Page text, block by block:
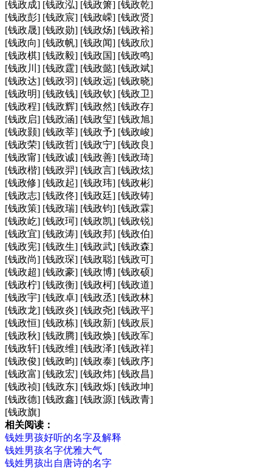
[钱政成] [钱政泓] [钱政箫] [钱政乾]
[钱政彭] [钱政宸] [钱政嵘] [钱政贤]
[钱政晟] [钱政勋] [钱政炀] [钱政裕]
[钱政向] [钱政帆] [钱政闻] [钱政欣]
[钱政棋] [钱政毅] [钱政国] [钱政鸣]
[钱政川] [钱政霆] [钱政懿] [钱政斌]
[钱政达] [钱政羽] [钱政远] [钱政晓]
[钱政明] [钱政钱] [钱政钦] [钱政卫]
[钱政程] [钱政辉] [钱政然] [钱政存]
[钱政启] [钱政涵] [钱政玺] [钱政旭]
[钱政颢] [钱政莘] [钱政予] [钱政峻]
[钱政荣] [钱政哲] [钱政宁] [钱政良]
[钱政甯] [钱政诚] [钱政善] [钱政琦]
[钱政楷] [钱政羿] [钱政言] [钱政炫]
[钱政修] [钱政起] [钱政玮] [钱政彬]
[钱政志] [钱政佟] [钱政廷] [钱政铸]
[钱政策] [钱政瑞] [钱政钧] [钱政霖]
[钱政屹] [钱政珂] [钱政凯] [钱政锐]
[钱政宜] [钱政涛] [钱政邦] [钱政伯]
[钱政宪] [钱政生] [钱政武] [钱政森]
[钱政尚] [钱政琛] [钱政聪] [钱政可]
[钱政超] [钱政豪] [钱政博] [钱政硕]
[钱政柠] [钱政衡] [钱政柯] [钱政道]
[钱政宇] [钱政卓] [钱政丞] [钱政林]
[钱政龙] [钱政炎] [钱政尧] [钱政平]
[钱政恒] [钱政栋] [钱政新] [钱政辰]
[钱政秋] [钱政腾] [钱政焕] [钱政军]
[钱政轩] [钱政维] [钱政泽] [钱政祥]
[钱政俊] [钱政昀] [钱政泰] [钱政序]
[钱政富] [钱政宏] [钱政炜] [钱政昌]
[钱政祯] [钱政东] [钱政烁] [钱政坤]
[钱政德] [钱政鑫] [钱政源] [钱政青]
[钱政旗]
相关阅读：
钱姓男孩好听的名字及解释
钱姓男孩名字优雅大气
钱姓男孩出自唐诗的名字